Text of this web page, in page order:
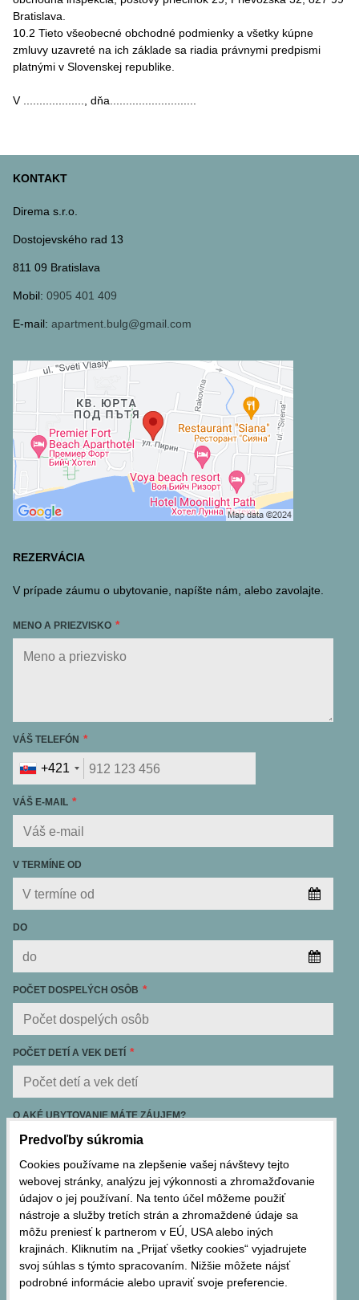
Bratislava.
10.2 Tieto všeobecné obchodné podmienky a všetky kúpne
zmluvy uzavreté na ich základe sa riadia právnymi predpismi
platnými v Slovenskej republike.
V ..................., dňa...........................
KONTAKT
Direma s.r.o.
Dostojevského rad 13
811 09 Bratislava
Mobil: 0905 401 409
E-mail: apartment.bulg@gmail.com
REZERVÁCIA
V prípade záumu o ubytovanie, napíšte nám, alebo zavolajte.
MENO A PRIEZVISKO
VÁŠ TELEFÓN
+421
VÁŠ E-MAIL
V TERMÍNE OD
DO
POČET DOSPELÝCH OSÔB
POČET DETÍ A VEK DETÍ
O AKÉ UBYTOVANIE MÁTE ZÁUJEM?
MÁTE ZÁUJEM O ODVOZ Z LETISKA?
Predvoľby súkromia
Cookies používame na zlepšenie vašej návštevy tejto
webovej stránky, analýzu jej výkonnosti a zhromažďovanie
údajov o jej používaní. Na tento účel môžeme použiť
nástroje a služby tretích strán a zhromaždené údaje sa
môžu preniesť k partnerom v EÚ, USA alebo iných
krajinách. Kliknutím na „Prijať všetky cookies“ vyjadrujete
svoj súhlas s týmto spracovaním. Nižšie môžete nájsť
podrobné informácie alebo upraviť svoje preferencie.